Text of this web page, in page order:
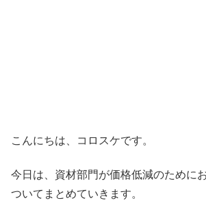
こんにちは、コロスケです。
今日は、資材部門が価格低減のために
ついてまとめていきます。